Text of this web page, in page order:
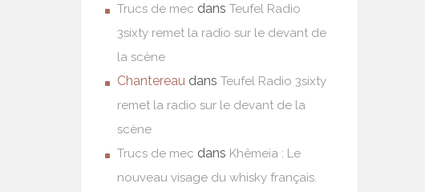
Trucs de mec dans Teufel Radio
3sixty remet la radio sur le devant de
la scène
Chantereau dans Teufel Radio 3sixty
remet la radio sur le devant de la
scène
Trucs de mec dans Khêmeia : Le
nouveau visage du whisky français.